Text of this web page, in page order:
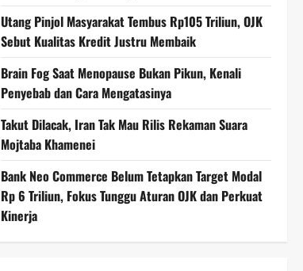
Utang Pinjol Masyarakat Tembus Rp105 Triliun, OJK
Sebut Kualitas Kredit Justru Membaik
Brain Fog Saat Menopause Bukan Pikun, Kenali
Penyebab dan Cara Mengatasinya
Takut Dilacak, Iran Tak Mau Rilis Rekaman Suara
Mojtaba Khamenei
Bank Neo Commerce Belum Tetapkan Target Modal
Rp 6 Triliun, Fokus Tunggu Aturan OJK dan Perkuat
Kinerja